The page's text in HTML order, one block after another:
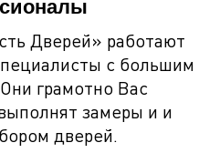
Дверей» работают
с большим
грамотно Вас
замеры и и
дверей.